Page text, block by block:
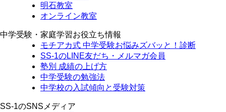
明石教室
オンライン教室
中学受験・家庭学習お役立ち情報
モチアカ式 中学受験お悩みズバッと！診断
SS-1のLINE友だち・メルマガ会員
塾別 成績の上げ方
中学受験の勉強法
中学校の入試傾向と受験対策
SS-1のSNSメディア